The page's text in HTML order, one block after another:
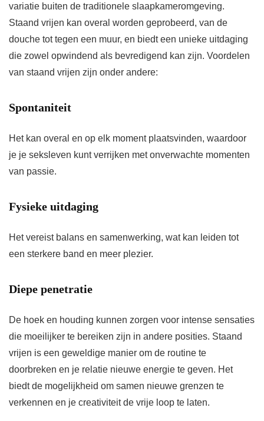
variatie buiten de traditionele slaapkameromgeving.
Staand vrijen kan overal worden geprobeerd, van de
douche tot tegen een muur, en biedt een unieke uitdaging
die zowel opwindend als bevredigend kan zijn. Voordelen
van staand vrijen zijn onder andere:
Spontaniteit
Het kan overal en op elk moment plaatsvinden, waardoor
je je seksleven kunt verrijken met onverwachte momenten
van passie.
Fysieke uitdaging
Het vereist balans en samenwerking, wat kan leiden tot
een sterkere band en meer plezier.
Diepe penetratie
De hoek en houding kunnen zorgen voor intense sensaties
die moeilijker te bereiken zijn in andere posities. Staand
vrijen is een geweldige manier om de routine te
doorbreken en je relatie nieuwe energie te geven. Het
biedt de mogelijkheid om samen nieuwe grenzen te
verkennen en je creativiteit de vrije loop te laten.